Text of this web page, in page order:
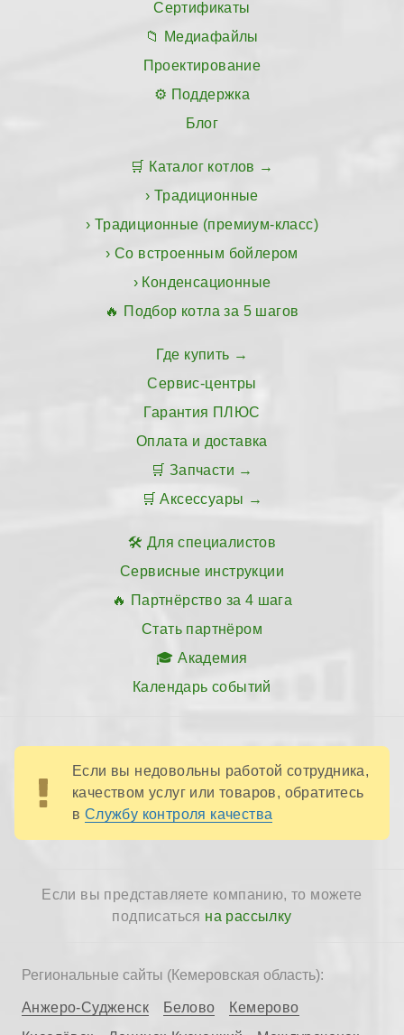
Сертификаты
Медиафайлы
Проектирование
Поддержка
Блог
Каталог котлов
Традиционные
Традиционные (премиум-класс)
Со встроенным бойлером
Конденсационные
Подбор котла за 5 шагов
Где купить
Сервис-центры
Гарантия ПЛЮС
Оплата и доставка
Запчасти
Аксессуары
Для специалистов
Сервисные инструкции
Партнёрство за 4 шага
Стать партнёром
Академия
Календарь событий
Если вы недовольны работой сотрудника,
качеством услуг или товаров, обратитесь
в Службу контроля качества
Если вы представляете компанию, то можете
подписаться на рассылку
Региональные сайты (Кемеровская область):
Анжеро-Судженск Белово
Кемерово